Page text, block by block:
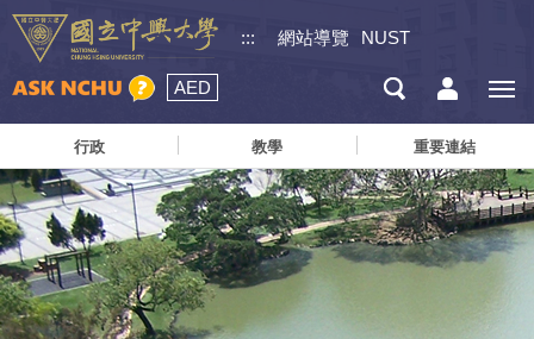
::: 網站導覽 NUST
AED
行政 教學 重要連結